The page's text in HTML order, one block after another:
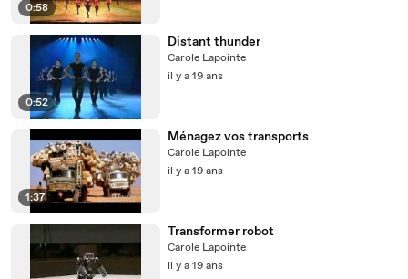
0:58
0:52
Distant thunder
Carole Lapointe
il y a 19 ans
1:37
Ménagez vos transports
Carole Lapointe
il y a 19 ans
Transformer robot
Carole Lapointe
il y a 19 ans